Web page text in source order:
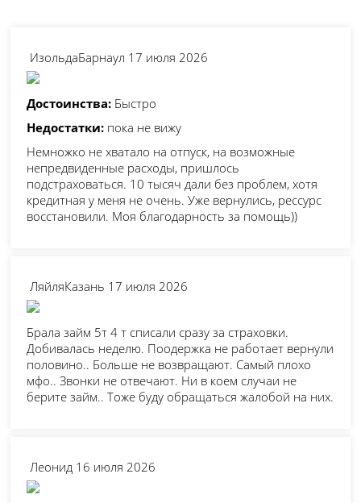
ИзольдаБарнаул 17 июля 2026
Достоинства: Быстро
Недостатки: пока не вижу
Немножко не хватало на отпуск, на возможные
непредвиденные расходы, пришлось
подстраховаться. 10 тысяч дали без проблем, хотя
кредитная у меня не очень. Уже вернулись, рессурс
восстановили. Моя благодарность за помощь))
ЛяйляКазань 17 июля 2026
Брала займ 5т 4 т списали сразу за страховки.
Добивалась неделю. Поодержка не работает вернули
половино.. Больше не возвращают. Самый плохо
мфо.. Звонки не отвечают. Ни в коем случаи не
берите займ.. Тоже буду обращаться жалобой на них.
Леонид 16 июля 2026